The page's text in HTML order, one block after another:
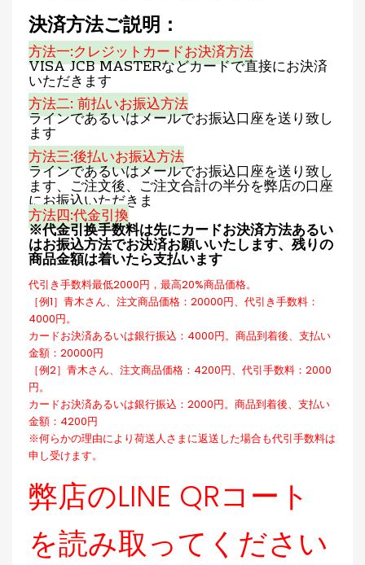
決済方法ご説明：
方法一:クレジットカードお決済方法
VISA JCB MASTERなどカードで直接にお決済
いただきます
方法二: 前払いお振込方法
ラインであるいはメールでお振込口座を送り致し
ます
方法三:後払いお振込方法
ラインであるいはメールでお振込口座を送り致し
ます、ご注文後、ご注文合計の半分を弊店の口座
にお振込いただきま
方法四:代金引換
※代金引换手数料は先にカードお決済方法あるい
はお振込方法でお決済お願いいたします、残りの
商品金額は着いたら支払います
代引き手数料最低2000円，最高20%商品価格。
［例1］青木さん、注文商品価格：20000円、代引き手数料：
4000円。
カードお決済あるいは銀行振込：4000円。商品到着後、支払い
金額：20000円
［例2］青木さん、注文商品価格：4200円、代引手数料：2000
円。
カードお決済あるいは銀行振込：2000円。商品到着後、支払い
金額：4200円
※何らかの理由により荷送人さまに返送した場合も代引手数料は
申し受けます。
弊店のLINE QRコート
を読み取ってください